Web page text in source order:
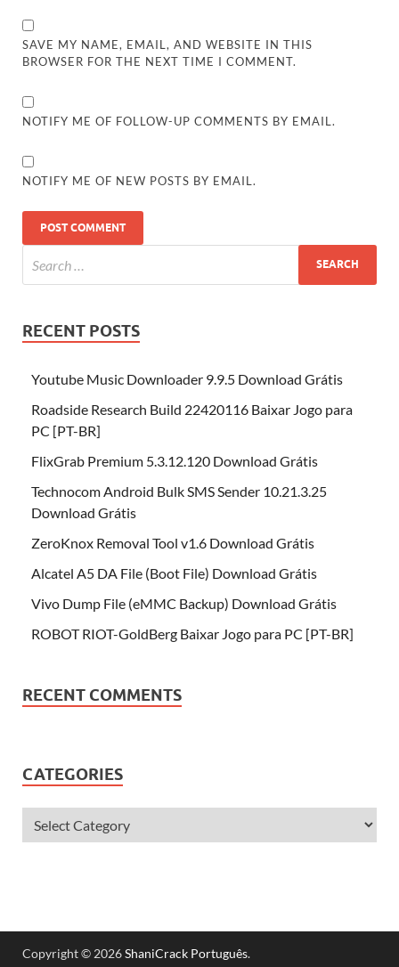
SAVE MY NAME, EMAIL, AND WEBSITE IN THIS
BROWSER FOR THE NEXT TIME I COMMENT.
NOTIFY ME OF FOLLOW-UP COMMENTS BY EMAIL.
NOTIFY ME OF NEW POSTS BY EMAIL.
RECENT POSTS
Youtube Music Downloader 9.9.5 Download Grátis
Roadside Research Build 22420116 Baixar Jogo para
PC [PT-BR]
FlixGrab Premium 5.3.12.120 Download Grátis
Technocom Android Bulk SMS Sender 10.21.3.25
Download Grátis
ZeroKnox Removal Tool v1.6 Download Grátis
Alcatel A5 DA File (Boot File) Download Grátis
Vivo Dump File (eMMC Backup) Download Grátis
ROBOT RIOT-GoldBerg Baixar Jogo para PC [PT-BR]
RECENT COMMENTS
CATEGORIES
Copyright © 2026ShaniCrack Português.